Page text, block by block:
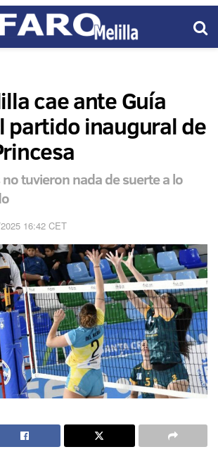
cae ante Guía
partido inaugural de
no tuvieron nada de suerte a lo
16:42 CET